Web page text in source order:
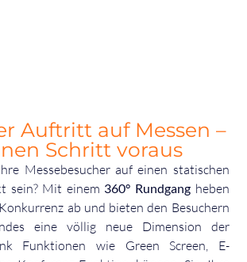
Auftritt auf Messen –
Schritt voraus
Messebesucher auf einen statischen
sein? Mit einem 360° Rundgang heben
ab und bieten den Besuchern
eine völlig neue Dimension der
Funktionen wie Green Screen, E-